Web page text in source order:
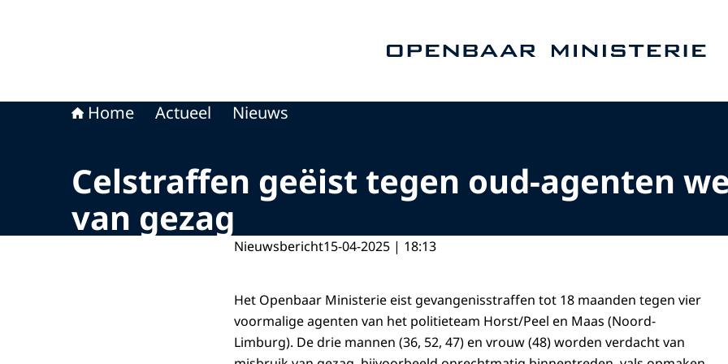
Home Actueel Nieuws
Celstraffen geëist tegen oud-agenten
van gezag
Nieuwsbericht15-04-2025 | 18:13
Het Openbaar Ministerie eist gevangenisstraffen tot 18 maanden tegen vier
voormalige agenten van het politieteam Horst/Peel en Maas (Noord-
Limburg). De drie mannen (36, 52, 47) en vrouw (48) worden verdacht van